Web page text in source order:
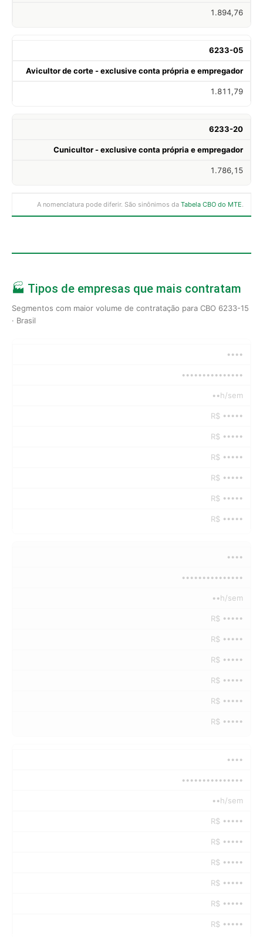
1.894,76
6233-05
Avicultor de corte - exclusive conta própria e empregador
1.811,79
6233-20
Cunicultor - exclusive conta própria e empregador
1.786,15
A nomenclatura pode diferir. São sinônimos da Tabela CBO do MTE.
🏭 Tipos de empresas que mais contratam
Segmentos com maior volume de contratação para CBO 6233-15
· Brasil
••••
•••••••••••••••
••h/sem
R$ •••••
R$ •••••
R$ •••••
R$ •••••
R$ •••••
R$ •••••
••••
•••••••••••••••
••h/sem
R$ •••••
R$ •••••
R$ •••••
R$ •••••
R$ •••••
R$ •••••
••••
•••••••••••••••
••h/sem
R$ •••••
R$ •••••
R$ •••••
R$ •••••
R$ •••••
R$ •••••